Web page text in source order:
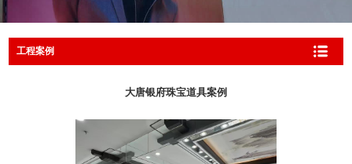
工程案例
大唐银府珠宝道具案例